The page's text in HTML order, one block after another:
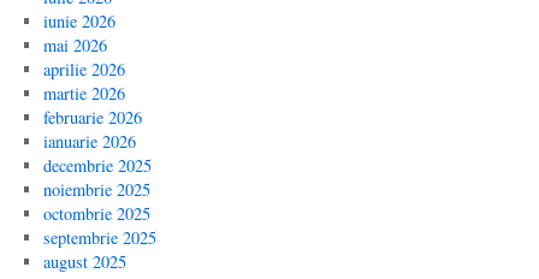
iunie 2026
mai 2026
aprilie 2026
martie 2026
februarie 2026
ianuarie 2026
decembrie 2025
noiembrie 2025
octombrie 2025
septembrie 2025
august 2025